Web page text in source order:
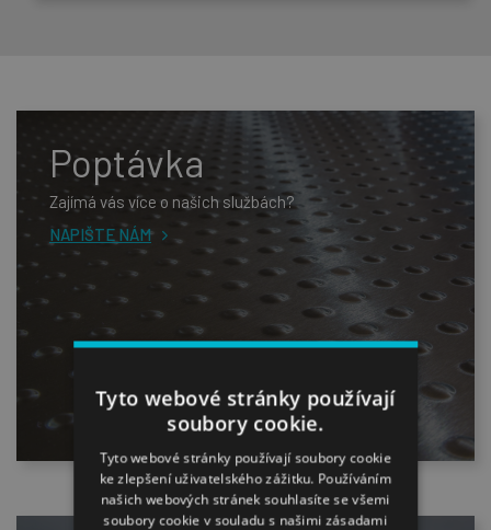
Poptávka
Zajímá vás více o našich službách?
NAPIŠTE NÁM
Tyto webové stránky používají
soubory cookie.
Tyto webové stránky používají soubory cookie
ke zlepšení uživatelského zážitku. Používáním
našich webových stránek souhlasíte se všemi
soubory cookie v souladu s našimi zásadami